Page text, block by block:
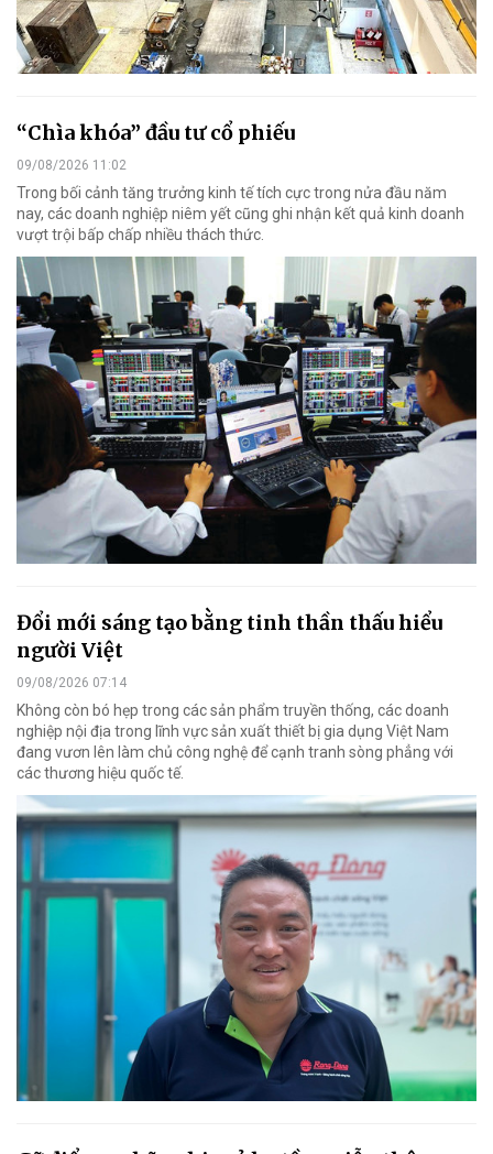
“Chìa khóa” đầu tư cổ phiếu
09/08/2026 11:02
Trong bối cảnh tăng trưởng kinh tế tích cực trong nửa đầu năm
nay, các doanh nghiệp niêm yết cũng ghi nhận kết quả kinh doanh
vượt trội bấp chấp nhiều thách thức.
Đổi mới sáng tạo bằng tinh thần thấu hiểu
người Việt
09/08/2026 07:14
Không còn bó hẹp trong các sản phẩm truyền thống, các doanh
nghiệp nội địa trong lĩnh vực sản xuất thiết bị gia dụng Việt Nam
đang vươn lên làm chủ công nghệ để cạnh tranh sòng phẳng với
các thương hiệu quốc tế.